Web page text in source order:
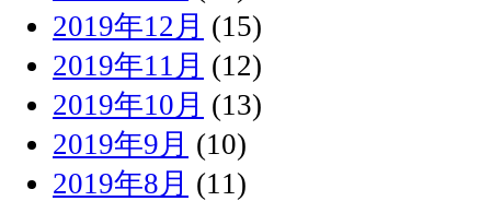
2019年12月 (15)
2019年11月 (12)
2019年10月 (13)
2019年9月 (10)
2019年8月 (11)